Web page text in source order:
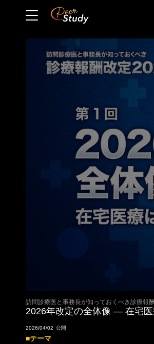
訪問診療医と事務長が知っておくべき診療報
2026年改定の全体像 ― 在宅
2026/04/02
■テーマ